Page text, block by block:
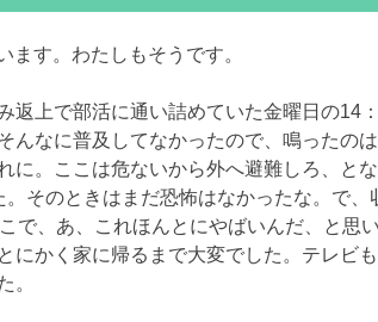
す。わたしもそうです。
上で部活に通い詰めていた金曜日の14
んなに普及してなかったので、鳴ったの
。ここは危ないから外へ避難しろ、と
そのときはまだ恐怖はなかったな。で、
で、あ、これほんとにやばいんだ、と思
にかく家に帰るまで大変でした。テレビ
。